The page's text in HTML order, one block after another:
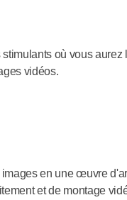
où vous aurez
vidéos.
en une œuvre
et de montage